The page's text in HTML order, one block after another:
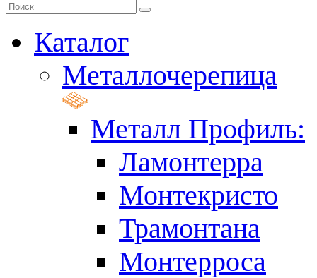
Каталог
Металлочерепица
Металл Профиль:
Ламонтерра
Монтекристо
Трамонтана
Монтерроса